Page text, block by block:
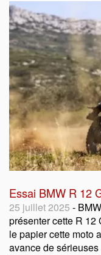
Essai BMW R 12
25 juillet 2025 -
présenter cette R 12
le papier cette moto
avance de